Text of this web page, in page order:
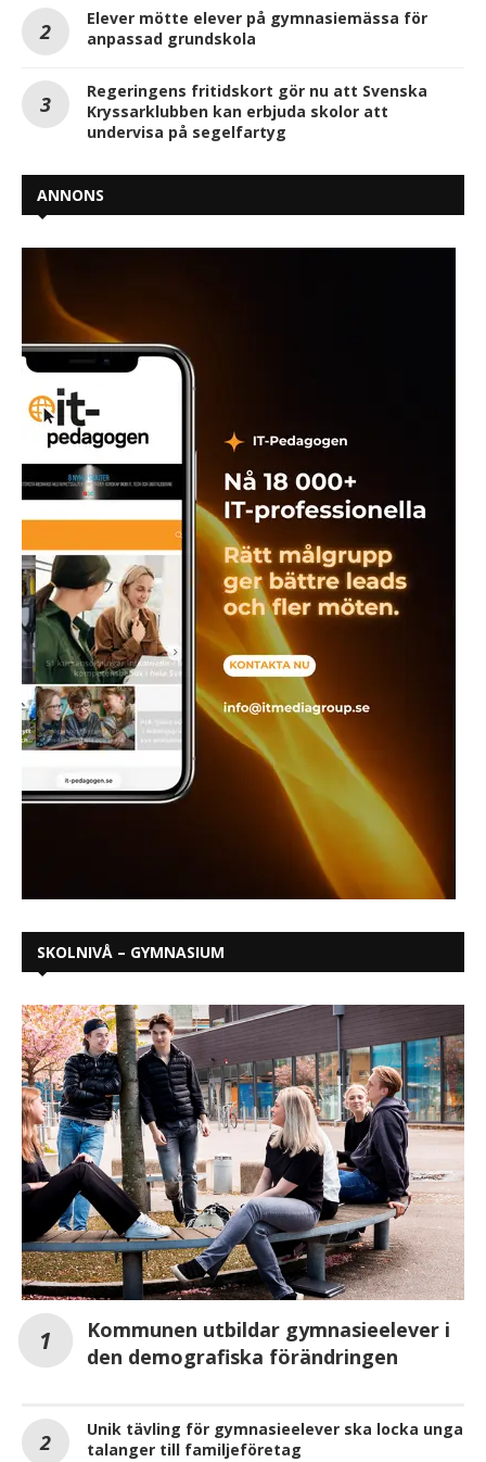
Elever mötte elever på gymnasiemässa för
anpassad grundskola
Regeringens fritidskort gör nu att Svenska
Kryssarklubben kan erbjuda skolor att
undervisa på segelfartyg
ANNONS
SKOLNIVÅ – GYMNASIUM
Kommunen utbildar gymnasieelever i
den demografiska förändringen
Unik tävling för gymnasieelever ska locka unga
talanger till familjeföretag